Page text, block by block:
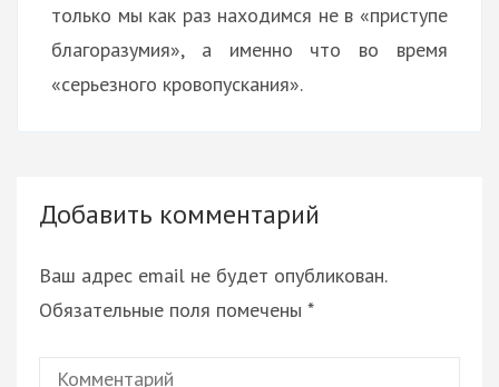
только мы как раз находимся не в «приступе
благоразумия», а именно что во время
«серьезного кровопускания».
Добавить комментарий
Ваш адрес email не будет опубликован.
Обязательные поля помечены *
Комментарий